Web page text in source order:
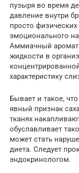
пузыря во время
давление внутри
просто
эмоционального
Аммиачный аромат
жидкости в
характеристику
Бывает и такое,
явный признак
тканях
обуславливает
может стать
диета. Следует
эндокринологом.